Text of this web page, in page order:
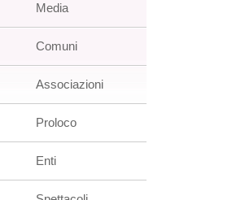
Media
Comuni
Associazioni
Proloco
Enti